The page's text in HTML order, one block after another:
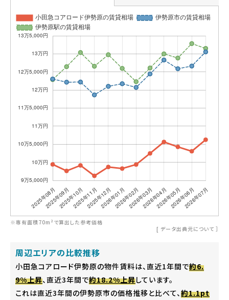
※専有面積70m²で算出した参考価格
[ データ出典元について ］
周辺エリアの比較推移
小田急コアロード伊勢原の物件賃料は、直近1年間で約6.
9%上昇、直近3年間で約18.2%上昇しています。
これは直近3年間の伊勢原市の価格推移と比べて、 約1.1pt